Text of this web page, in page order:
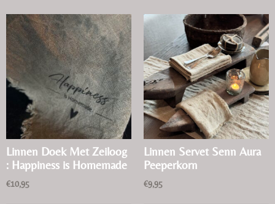
Linnen Doek Met Zeiloog
: Happiness is Homemade
€10,95
Linnen Servet Senn Aura
Peeperkorn
€9,95